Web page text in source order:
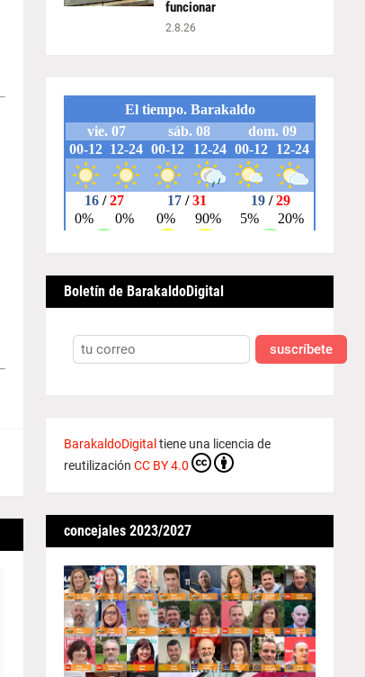
funcionar
2.8.26
Boletín de BarakaldoDigital
suscríbete
BarakaldoDigital tiene una licencia de
reutilización CC BY 4.0
concejales 2023/2027